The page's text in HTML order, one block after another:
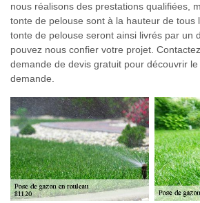
nous réalisons des prestations qualifiées,
tonte de pelouse sont à la hauteur de tous
tonte de pelouse seront ainsi livrés par un
pouvez nous confier votre projet.
demande de devis gratuit pour découvrir
demande.